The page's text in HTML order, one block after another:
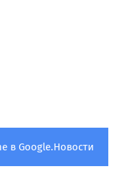
в Google.Новости